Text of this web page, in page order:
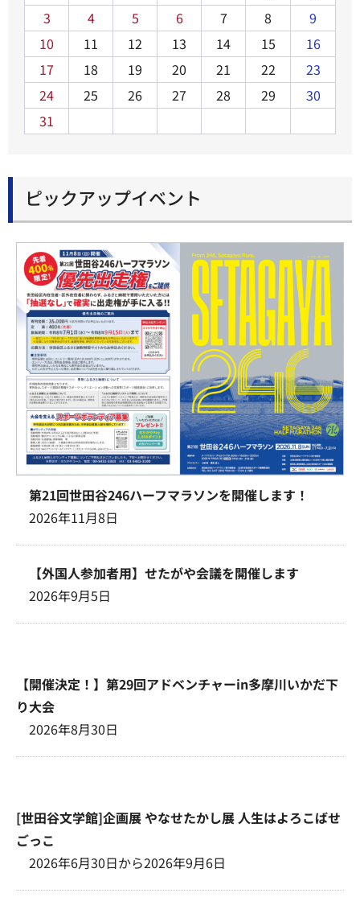
3
4 5 6 7 8
9
10
11 12 13 14 15
16
17
18 19 20 21 22
23
24
25 26 27 28 29
30
31
ピックアップイベント
第21回世田谷246ハーフマラソンを開催します！
2026年11月8日
【外国人参加者用】せたがや会議を開催します
2026年9月5日
【開催決定！】第29回アドベンチャーin多摩川いかだ下
り大会
2026年8月30日
[世田谷文学館]企画展 やなせたかし展 人生はよろこばせ
ごっこ
2026年6月30日から2026年9月6日